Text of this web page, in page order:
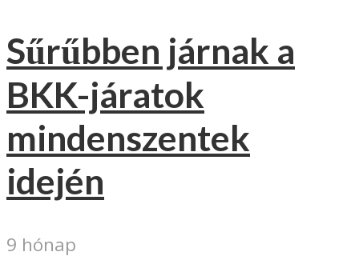
Sűrűbben járnak a
BKK-járatok
mindenszentek
idején
9 hónap